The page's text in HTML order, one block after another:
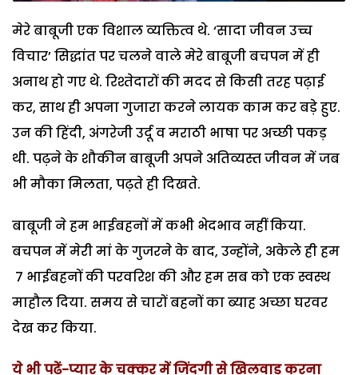
मेरे बाबूजी एक विशाल व्यक्तित्व थे. ‘सादा जीवन उच्च
विचार’ सिद्धांत पर चलने वाले मेरे बाबूजी बचपन में ही
अनाथ हो गए थे. रिश्तेदारों की मदद से किसी तरह पढ़ाई
कर, साथ ही अपना गुजारा करने लायक काम कर बड़े हुए.
उन की हिंदी, अंगरेजी उर्दू व मराठी भाषा पर अच्छी पकड़
थी. पढ़ने के शौकीन बाबूजी अपने अतिव्यस्त जीवन में जब
भी मौका मिलता, पढ़ते ही दिखते.
बाबूजी ने हम भाईबहनों में कभी भेदभाव नहीं किया.
बचपन में मेरी मां के गुजरने के बाद, उन्होंने, अकेले ही हम
7 भाईबहनों की परवरिश की और हम सब को एक स्वस्थ
माहौल दिया. समय से चारों बहनों का ब्याह अच्छा घरवर
देख कर किया.
ये भी पढ़ें-प्यार के चक्कर में जिंदगी से खिलवाड़ करना